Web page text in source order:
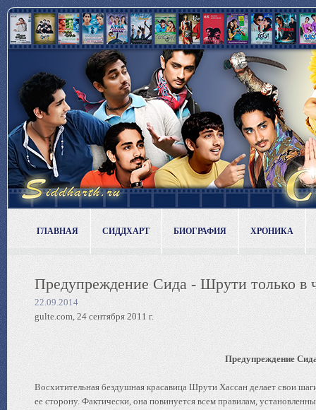
ГЛАВНАЯ СИДДХАРТ БИОГРАФИЯ ХРОНИКА
Предупреждение Сида - Шрути только в
22.09.2014
gulte.com, 24 сентября 2011 г.
Предупреждение
Восхитительная бездушная красавица Шрути Хассан делает свои
ее сторону. Фактически, она повинуется всем правилам,